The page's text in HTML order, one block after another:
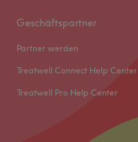
Geschäftspartner
Partner werden
Treatwell Connect Help Center
Treatwell Pro Help Center